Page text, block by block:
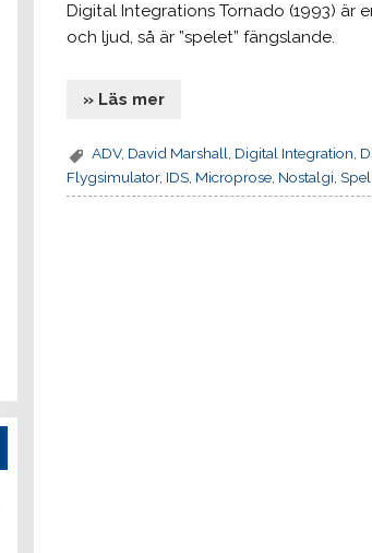
Digital Integrations Tornado (1993) är
och ljud, så är ”spelet” fängslande.
» Läs mer
ADV, David Marshall, Digital Integration,
Flygsimulator, IDS Microprose Nostalgi ,Spel